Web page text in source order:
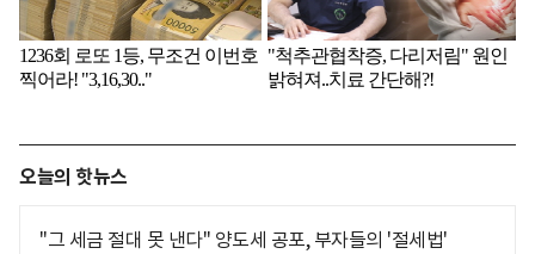
오늘의 핫뉴스
"그 세금 절대 못 낸다" 양도세 공포, 부자들의 '절세법'